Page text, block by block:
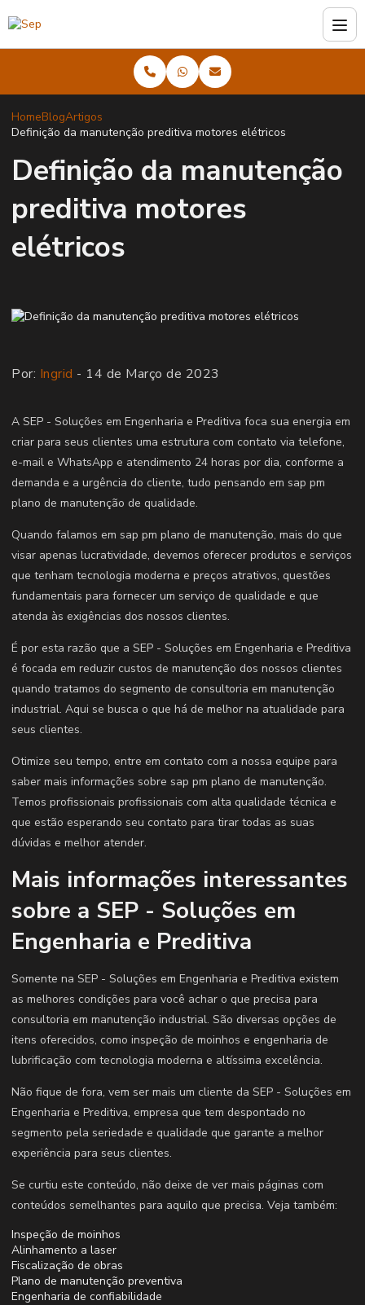
HomeBlogArtigos
Definição da manutenção preditiva motores elétricos
Definição da manutenção
preditiva motores
elétricos
Por: Ingrid - 14 de Março de 2023
A SEP - Soluções em Engenharia e Preditiva foca sua energia em
criar para seus clientes uma estrutura com contato via telefone,
e-mail e WhatsApp e atendimento 24 horas por dia, conforme a
demanda e a urgência do cliente, tudo pensando em sap pm
plano de manutenção de qualidade.
Quando falamos em sap pm plano de manutenção, mais do que
visar apenas lucratividade, devemos oferecer produtos e serviços
que tenham tecnologia moderna e preços atrativos, questões
fundamentais para fornecer um serviço de qualidade e que
atenda às exigências dos nossos clientes.
É por esta razão que a SEP - Soluções em Engenharia e Preditiva
é focada em reduzir custos de manutenção dos nossos clientes
quando tratamos do segmento de consultoria em manutenção
industrial. Aqui se busca o que há de melhor na atualidade para
seus clientes.
Otimize seu tempo, entre em contato com a nossa equipe para
saber mais informações sobre sap pm plano de manutenção.
Temos profissionais profissionais com alta qualidade técnica e
que estão esperando seu contato para tirar todas as suas
dúvidas e melhor atender.
Mais informações interessantes
sobre a SEP - Soluções em
Engenharia e Preditiva
Somente na SEP - Soluções em Engenharia e Preditiva existem
as melhores condições para você achar o que precisa para
consultoria em manutenção industrial. São diversas opções de
itens oferecidos, como inspeção de moinhos e engenharia de
lubrificação com tecnologia moderna e altíssima excelência.
Não fique de fora, vem ser mais um cliente da SEP - Soluções em
Engenharia e Preditiva, empresa que tem despontado no
segmento pela seriedade e qualidade que garante a melhor
experiência para seus clientes.
Se curtiu este conteúdo, não deixe de ver mais páginas com
conteúdos semelhantes para aquilo que precisa. Veja também:
Inspeção de moinhos
Alinhamento a laser
Fiscalização de obras
Plano de manutenção preventiva
Engenharia de confiabilidade